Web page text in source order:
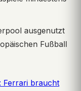
ausgenutzt
Fußball
Ferrari braucht